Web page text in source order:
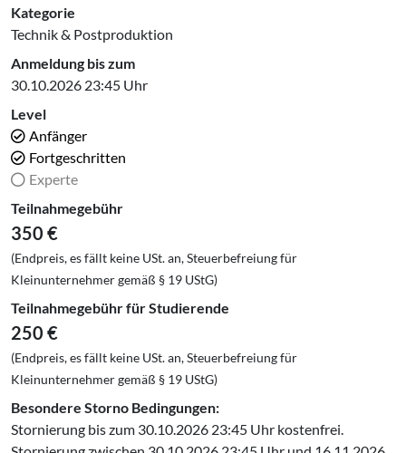
Kategorie
Technik & Postproduktion
Anmeldung bis zum
30.10.2026 23:45 Uhr
Level
Anfänger
Fortgeschritten
Experte
Teilnahmegebühr
350 €
(Endpreis, es fällt keine USt. an, Steuerbefreiung für
Kleinunternehmer gemäß § 19 UStG)
Teilnahmegebühr für Studierende
250 €
(Endpreis, es fällt keine USt. an, Steuerbefreiung für
Kleinunternehmer gemäß § 19 UStG)
Besondere Storno Bedingungen:
Stornierung bis zum 30.10.2026 23:45 Uhr kostenfrei.